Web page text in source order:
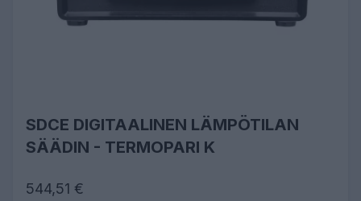
SDCE DIGITAALINEN LÄMPÖTILAN
SÄÄDIN - TERMOPARI K
544,51 €